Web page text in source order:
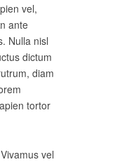
vel,
ante
Nulla nisl
dictum
diam
tortor
vel